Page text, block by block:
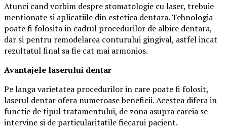
Atunci cand vorbim despre stomatologie cu laser, trebuie
mentionate si aplicatiile din estetica dentara. Tehnologia
poate fi folosita in cadrul procedurilor de albire dentara,
dar si pentru remodelarea conturului gingival, astfel incat
rezultatul final sa fie cat mai armonios.
Avantajele laserului dentar
Pe langa varietatea procedurilor in care poate fi folosit,
laserul dentar ofera numeroase beneficii. Acestea difera in
functie de tipul tratamentului, de zona asupra careia se
intervine si de particularitatile fiecarui pacient.